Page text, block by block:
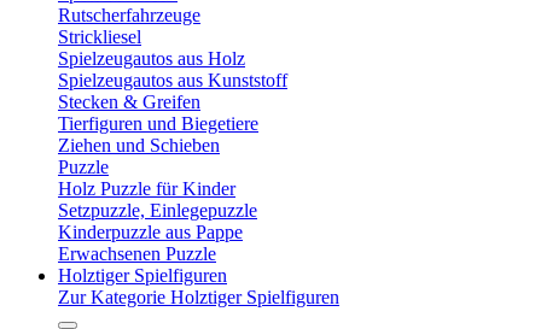
Rutscherfahrzeuge
Strickliesel
Spielzeugautos aus Holz
Spielzeugautos aus Kunststoff
Stecken & Greifen
Tierfiguren und Biegetiere
Ziehen und Schieben
Puzzle
Holz Puzzle für Kinder
Setzpuzzle, Einlegepuzzle
Kinderpuzzle aus Pappe
Erwachsenen Puzzle
Holztiger Spielfiguren
Zur Kategorie Holztiger Spielfiguren